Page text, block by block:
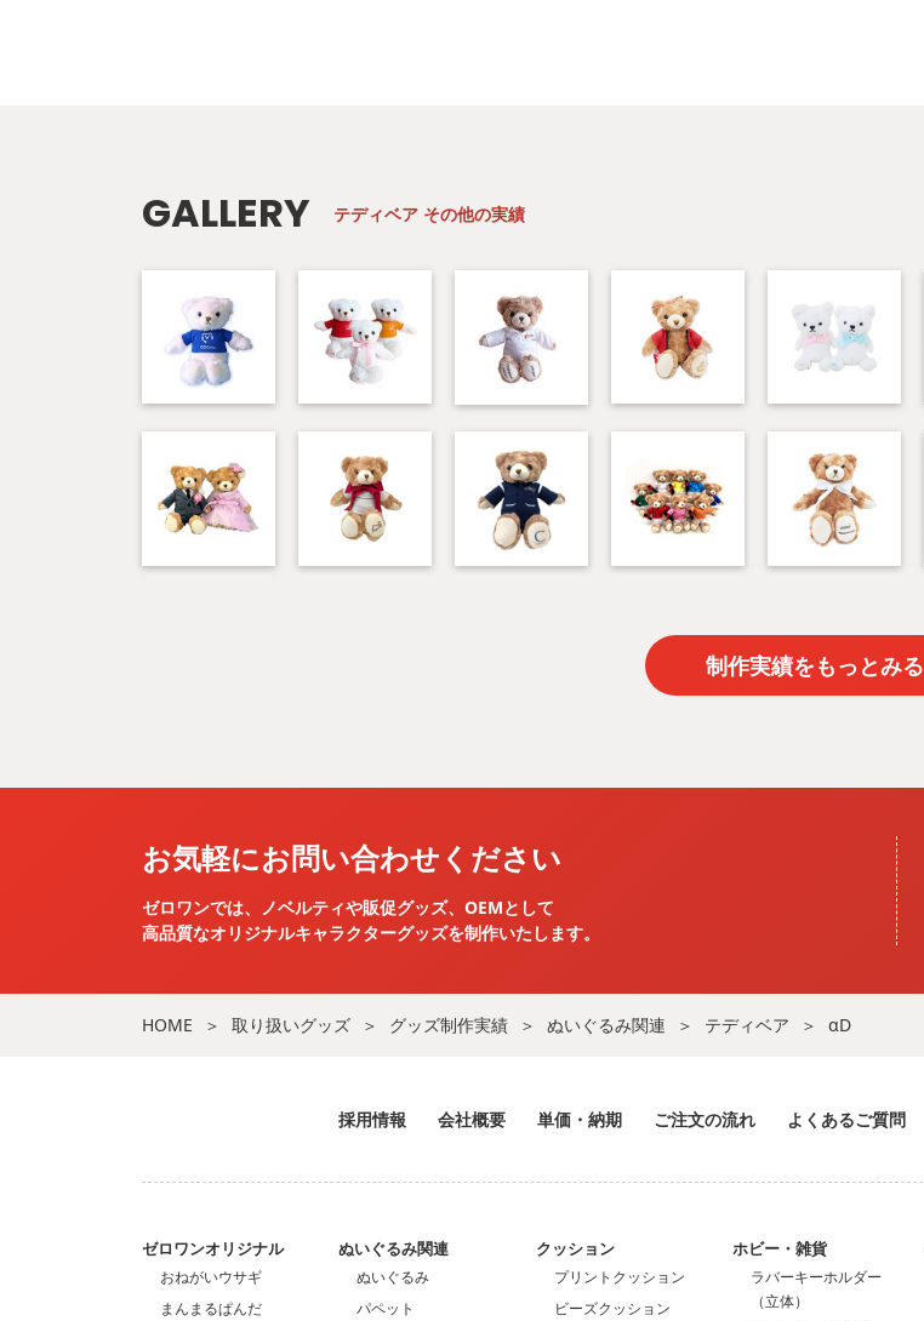
GALLERY テディベア その他の実績
制作実績をもっとみる
お気軽にお問い合わせください
ゼロワンでは、ノベルティや販促グッズ、OEMとして
高品質なオリジナルキャラクターグッズを制作いたします。
HOME 取り扱いグッズ グッズ制作実績 ぬいぐるみ関連 テディベア αD
採用情報 会社概要 単価・納期 ご注文の流れ よくあるご質問
ゼロワンオリジナル
おねがいウサギ
まんまるぱんだ
ぬいぐるみ関連
ぬいぐるみ
パペット
クッション
プリントクッション
ビーズクッション
ホビー・雑貨
ラバーキーホルダー
（立体）